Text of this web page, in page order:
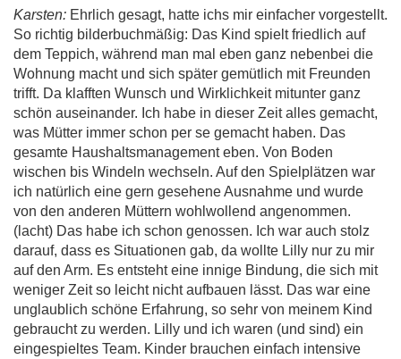
Karsten: Ehrlich gesagt, hatte ichs mir einfacher vorgestellt.
So richtig bilderbuchmäßig: Das Kind spielt friedlich auf
dem Teppich, während man mal eben ganz nebenbei die
Wohnung macht und sich später gemütlich mit Freunden
trifft. Da klafften Wunsch und Wirklichkeit mitunter ganz
schön auseinander. Ich habe in dieser Zeit alles gemacht,
was Mütter immer schon per se gemacht haben. Das
gesamte Haushaltsmanagement eben. Von Boden
wischen bis Windeln wechseln. Auf den Spielplätzen war
ich natürlich eine gern gesehene Ausnahme und wurde
von den anderen Müttern wohlwollend angenommen.
(lacht) Das habe ich schon genossen. Ich war auch stolz
darauf, dass es Situationen gab, da wollte Lilly nur zu mir
auf den Arm. Es entsteht eine innige Bindung, die sich mit
weniger Zeit so leicht nicht aufbauen lässt. Das war eine
unglaublich schöne Erfahrung, so sehr von meinem Kind
gebraucht zu werden. Lilly und ich waren (und sind) ein
eingespieltes Team. Kinder brauchen einfach intensive